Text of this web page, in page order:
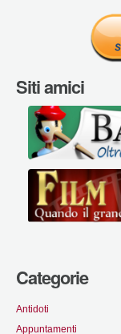
Siti amici
Categorie
Antidoti
Appuntamenti